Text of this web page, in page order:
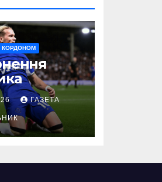
КОРДОНОМ
ГАЗЕТА